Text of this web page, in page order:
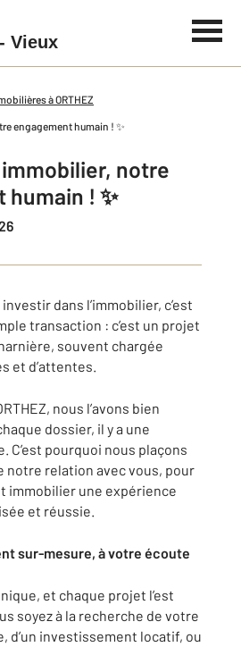
Vieux
à ORTHEZ
engagement humain ! ✨
notre
humain ! ✨
dans l’immobilier, c’est
transaction : c’est un projet
souvent chargée
et d’attentes.
nous l’avons bien
dossier, il y a une
C’est pourquoi nous plaçons
notre relation avec vous, pour
immobilier une expérience
et réussie.
sur-mesure, à votre écoute
et chaque projet l’est
soyez à la recherche de votre
d’un investissement locatif, ou